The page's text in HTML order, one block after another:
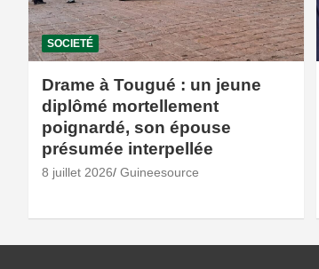
SOCIETÉ
Drame à Tougué : un jeune
diplômé mortellement
poignardé, son épouse
présumée interpellée
8 juillet 2026 Guineesource